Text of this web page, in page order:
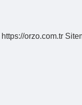
https://orzo.com.tr